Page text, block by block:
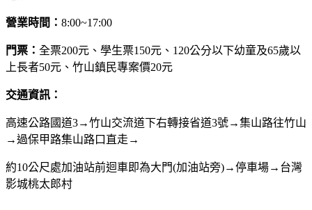
營業時間： 8:00~17:00
門票： 全票200元、學生票150元、120公分以下幼童及65歲以
上長者50元、竹山鎮民專案價20元
交通資訊：
高速公路國道3→竹山交流道下右轉接省道3號→集山路往竹山
→過保甲路集山路口直走→
約10公尺處加油站前迴車即為大門(加油站旁)→停車場→台灣
影城桃太郎村